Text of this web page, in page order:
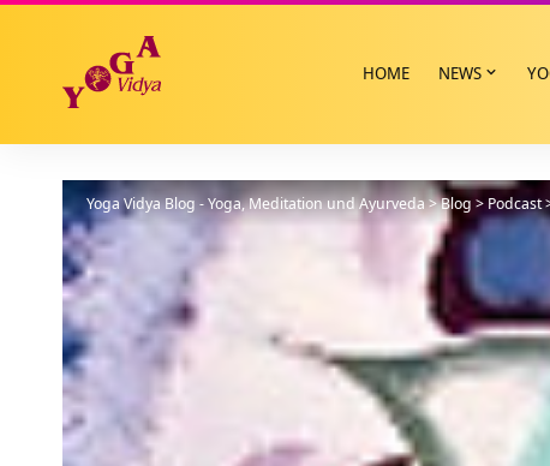
HOME NEWS
Yoga Vidya Blog - Yoga, Meditation und Ayurveda>Blog >Podcast